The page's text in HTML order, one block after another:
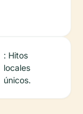
: Hitos
locales
únicos.